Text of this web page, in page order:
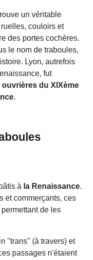
un véritable
couloirs et
des portes cochères.
le nom de traboules,
Lyon, autrefois
fut
du XIXème
.
à la Renaissance.
et commerçants, ces
de les
"trans" (à travers) et
passages n'étaient